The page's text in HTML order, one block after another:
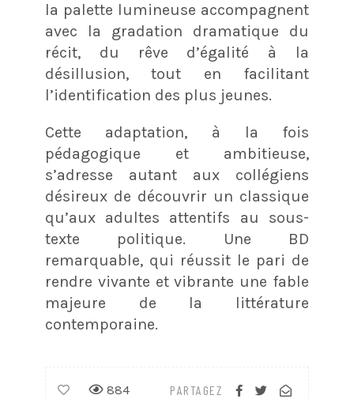
la palette lumineuse accompagnent
avec la gradation dramatique du
récit, du rêve d’égalité à la
désillusion, tout en facilitant
l’identification des plus jeunes.
Cette adaptation, à la fois
pédagogique et ambitieuse,
s’adresse autant aux collégiens
désireux de découvrir un classique
qu’aux adultes attentifs au sous-
texte politique. Une BD
remarquable, qui réussit le pari de
rendre vivante et vibrante une fable
majeure de la littérature
contemporaine.
PARTAGEZ
884